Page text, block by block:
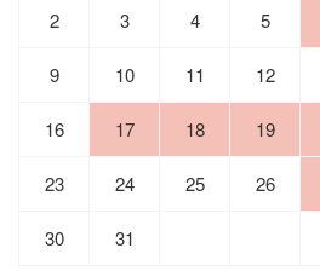
2 3 4 5
9 10 11 12
16 17 18 19
23 24 25 26
30 31